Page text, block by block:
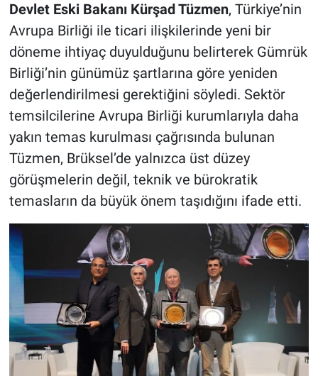
Devlet Eski Bakanı Kürşad Tüzmen, Türkiye’nin
Avrupa Birliği ile ticari ilişkilerinde yeni bir
döneme ihtiyaç duyulduğunu belirterek Gümrük
Birliği’nin günümüz şartlarına göre yeniden
değerlendirilmesi gerektiğini söyledi. Sektör
temsilcilerine Avrupa Birliği kurumlarıyla daha
yakın temas kurulması çağrısında bulunan
Tüzmen, Brüksel’de yalnızca üst düzey
görüşmelerin değil, teknik ve bürokratik
temasların da büyük önem taşıdığını ifade etti.